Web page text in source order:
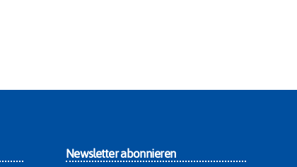
Newsletter abonnieren